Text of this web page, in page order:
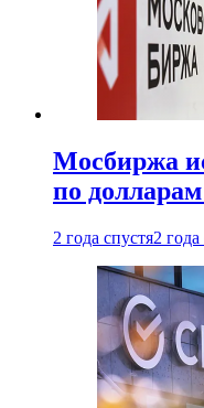
Мосбиржа
по
2 года спустя2 года